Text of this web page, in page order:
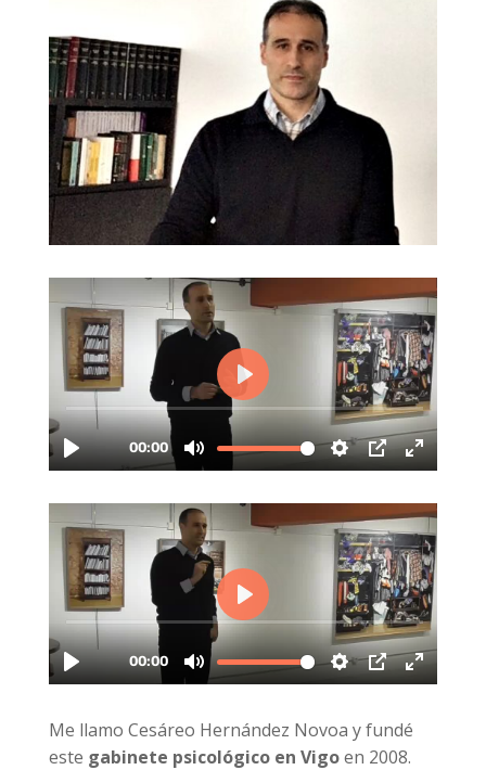
Me llamo Cesáreo Hernández Novoa y fundé
este gabinete psicológico en Vigoen 2008.